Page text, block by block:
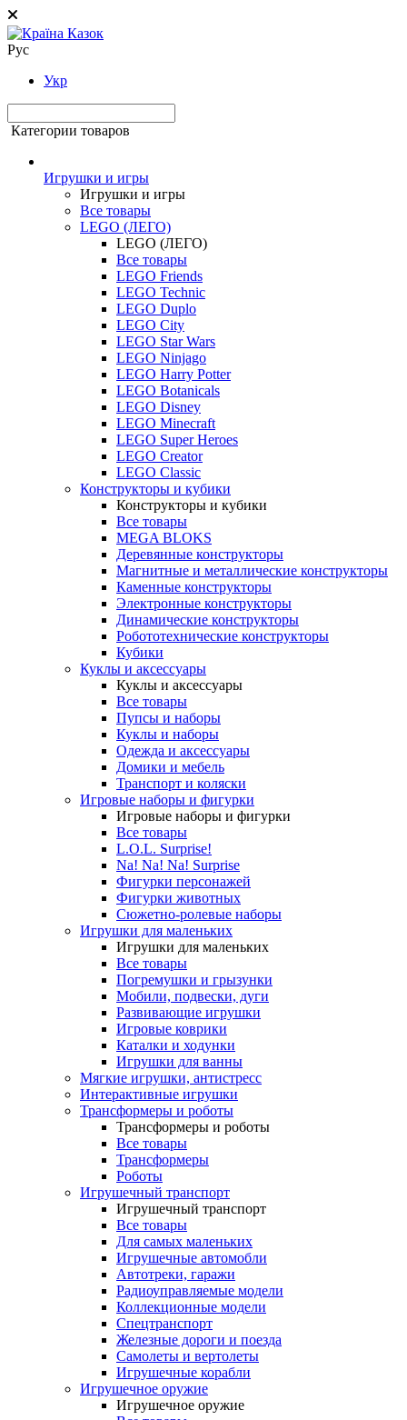
Рус
Укр
Категории товаров
Игрушки и игры
Игрушки и игры
Все товары
LEGO (ЛЕГО)
LEGO (ЛЕГО)
Все товары
LEGO Friends
LEGO Technic
LEGO Duplo
LEGO City
LEGO Star Wars
LEGO Ninjago
LEGO Harry Potter
LEGO Botanicals
LEGO Disney
LEGO Minecraft
LEGO Super Heroes
LEGO Creator
LEGO Classic
Конструкторы и кубики
Конструкторы и кубики
Все товары
MEGA BLOKS
Деревянные конструкторы
Магнитные и металлические конструкторы
Каменные конструкторы
Электронные конструкторы
Динамические конструкторы
Робототехнические конструкторы
Кубики
Куклы и аксессуары
Куклы и аксессуары
Все товары
Пупсы и наборы
Куклы и наборы
Одежда и аксессуары
Домики и мебель
Транспорт и коляски
Игровые наборы и фигурки
Игровые наборы и фигурки
Все товары
L.O.L. Surprise!
Na! Na! Na! Surprise
Фигурки персонажей
Фигурки животных
Сюжетно-ролевые наборы
Игрушки для маленьких
Игрушки для маленьких
Все товары
Погремушки и грызунки
Мобили, подвески, дуги
Развивающие игрушки
Игровые коврики
Каталки и ходунки
Игрушки для ванны
Мягкие игрушки, антистресс
Интерактивные игрушки
Трансформеры и роботы
Трансформеры и роботы
Все товары
Трансформеры
Роботы
Игрушечный транспорт
Игрушечный транспорт
Все товары
Для самых маленьких
Игрушечные автомобли
Автотреки, гаражи
Радиоуправляемые модели
Коллекционные модели
Спецтранспорт
Железные дороги и поезда
Самолеты и вертолеты
Игрушечные корабли
Игрушечное оружие
Игрушечное оружие